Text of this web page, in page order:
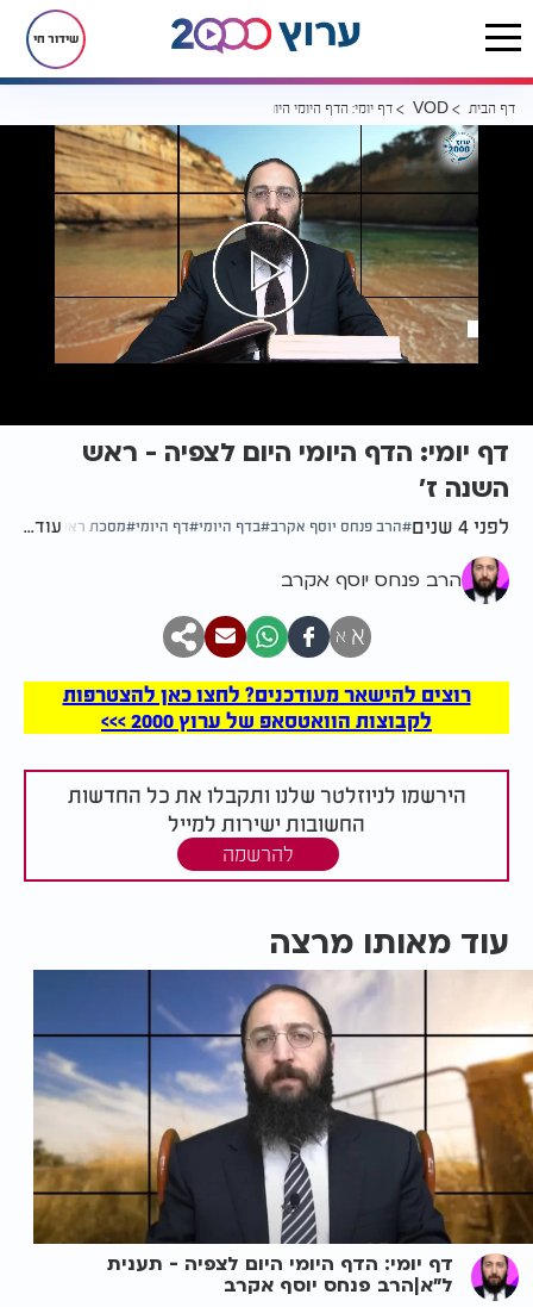
שידור חי
דף הבית VOD דף יומי: הדף היומי היום לצפיה - ראש השנה ז'
דף יומי: הדף היומי היום לצפיה - ראש
השנה ז'
לפני 4 שנים הרב פנחס יוסף אקרב בדף היומי דף היומי מסכת ראש השנה
עוד...
הרב פנחס יוסף אקרב
א א
רוצים להישאר מעודכנים? לחצו כאן להצטרפות
לקבוצות הוואטסאפ של ערוץ 2000 >>>
הירשמו לניוזלטר שלנו ותקבלו את כל החדשות
החשובות ישירות למייל
להרשמה
עוד מאותו מרצה
דף יומי: הדף היומי היום לצפיה - תענית
ל"א|הרב פנחס יוסף אקרב